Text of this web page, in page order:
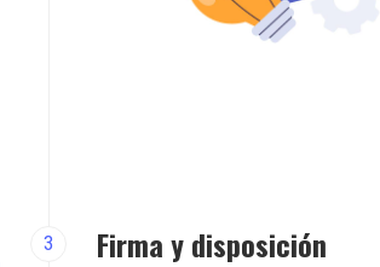
3 Firma y disposición